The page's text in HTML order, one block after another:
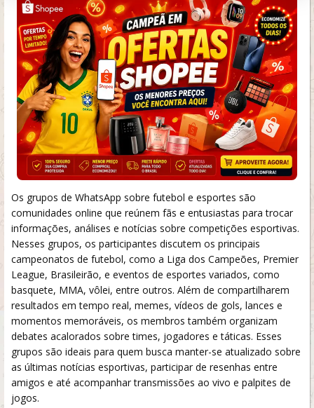
Os grupos de WhatsApp sobre futebol e esportes são
comunidades online que reúnem fãs e entusiastas para trocar
informações, análises e notícias sobre competições esportivas.
Nesses grupos, os participantes discutem os principais
campeonatos de futebol, como a Liga dos Campeões, Premier
League, Brasileirão, e eventos de esportes variados, como
basquete, MMA, vôlei, entre outros. Além de compartilharem
resultados em tempo real, memes, vídeos de gols, lances e
momentos memoráveis, os membros também organizam
debates acalorados sobre times, jogadores e táticas. Esses
grupos são ideais para quem busca manter-se atualizado sobre
as últimas notícias esportivas, participar de resenhas entre
amigos e até acompanhar transmissões ao vivo e palpites de
jogos.